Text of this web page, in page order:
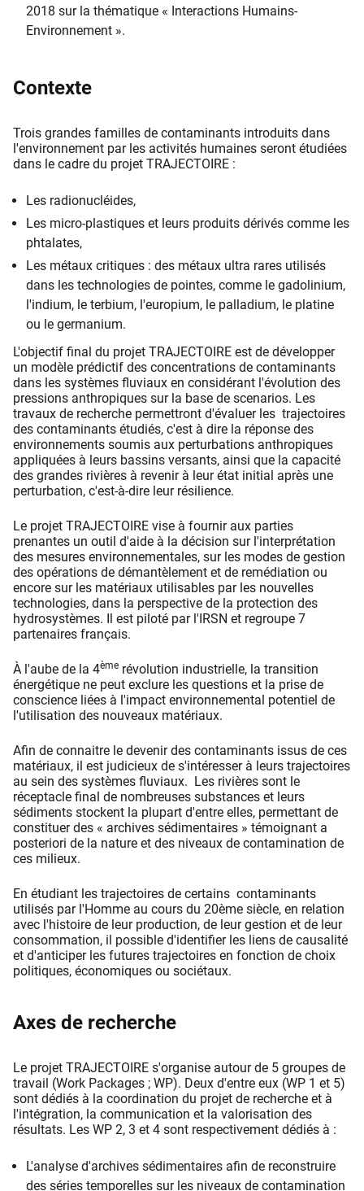
2018 sur la thématique « Interactions Humains-
Environnement ».
Contexte
Trois grandes familles de contaminants introduits dans
l'environnement par les activités humaines seront étudiées
dans le cadre du projet TRAJECTOIRE :
Les radionucléides,
Les micro-plastiques et leurs produits dérivés comme les
phtalates,
Les métaux critiques : des métaux ultra rares utilisés
dans les technologies de pointes, comme le gadolinium,
l'indium, le terbium, l'europium, le palladium, le platine
ou le germanium.
L'objectif final du projet TRAJECTOIRE est de développer
un modèle prédictif des concentrations de contaminants
dans les systèmes fluviaux en considérant l'évolution des
pressions anthropiques sur la base de scenarios. Les
travaux de recherche permettront d'évaluer les trajectoires
des contaminants étudiés, c'est à dire la réponse des
environnements soumis aux perturbations anthropiques
appliquées à leurs bassins versants, ainsi que la capacité
des grandes rivières à revenir à leur état initial après une
perturbation, c'est-à-dire leur résilience.
Le projet TRAJECTOIRE vise à fournir aux parties
prenantes un outil d'aide à la décision sur l'interprétation
des mesures environnementales, sur les modes de gestion
des opérations de démantèlement et de remédiation ou
encore sur les matériaux utilisables par les nouvelles
technologies, dans la perspective de la protection des
hydrosystèmes. Il est piloté par l'IRSN et regroupe 7
partenaires français.
À l'aube de la 4ème révolution industrielle, la transition
énergétique ne peut exclure les questions et la prise de
conscience liées à l'impact environnemental potentiel de
l'utilisation des nouveaux matériaux.
Afin de connaitre le devenir des contaminants issus de ces
matériaux, il est judicieux de s'intéresser à leurs trajectoires
au sein des systèmes fluviaux. Les rivières sont le
réceptacle final de nombreuses substances et leurs
sédiments stockent la plupart d'entre elles, permettant de
constituer des « archives sédimentaires » témoignant a
posteriori de la nature et des niveaux de contamination de
ces milieux.
En étudiant les trajectoires de certains contaminants
utilisés par l'Homme au cours du 20ème siècle, en relation
avec l'histoire de leur production, de leur gestion et de leur
consommation, il possible d'identifier les liens de causalité
et d'anticiper les futures trajectoires en fonction de choix
politiques, économiques ou sociétaux.
Axes de recherche
Le projet TRAJECTOIRE s'organise autour de 5 groupes de
travail (Work Packages ; WP). Deux d'entre eux (WP 1 et 5)
sont dédiés à la coordination du projet de recherche et à
l'intégration, la communication et la valorisation des
résultats. Les WP 2, 3 et 4 sont respectivement dédiés à :
L'analyse d'archives sédimentaires afin de reconstruire
des séries temporelles sur les niveaux de contamination